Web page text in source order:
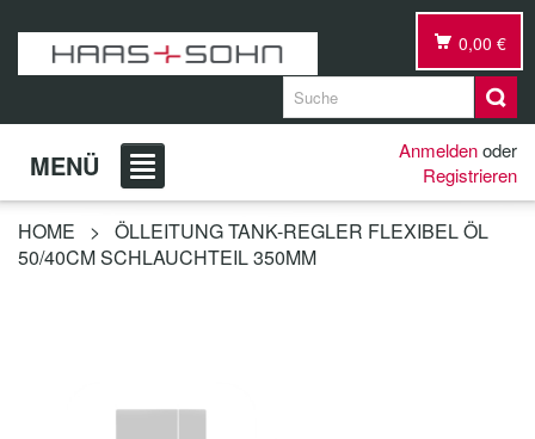
0,00 €
MENÜ Anmeldenoder
Registrieren
HOME >
ÖLLEITUNG TANK-REGLER FLEXIBEL ÖL
50/40CM SCHLAUCHTEIL 350MM